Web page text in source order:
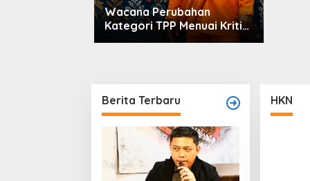
Wacana Perubahan
Kategori TPP Menuai Kritik,
Ketua Partai Buruh Kaltara
Berita Terbaru HKN